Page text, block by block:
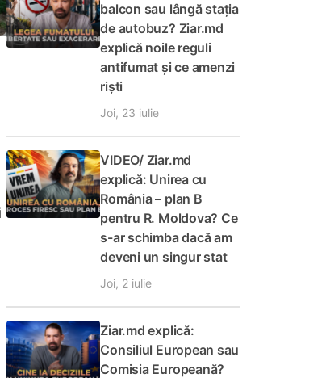
balcon sau lângă stația
de autobuz? Ziar.md
explică noile reguli
antifumat și ce amenzi
riști
Joi, 23 iulie
VIDEO/ Ziar.md
explică: Unirea cu
România – plan B
pentru R. Moldova? Ce
s-ar schimba dacă am
deveni un singur stat
Joi, 2 iulie
Ziar.md explică:
Consiliul European sau
Comisia Europeană?